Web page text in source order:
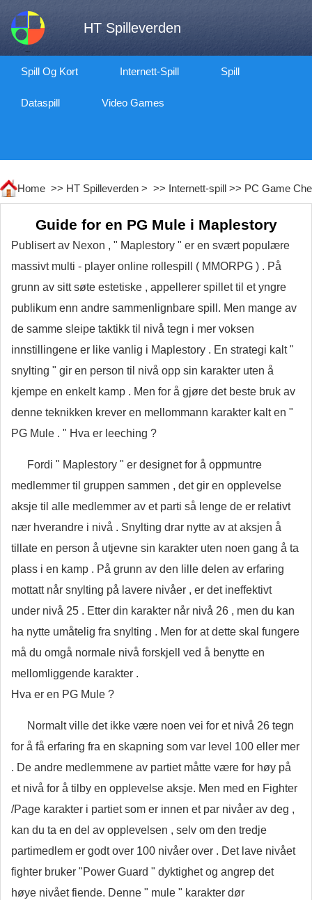
HT Spilleverden
Spill Og Kort Internett-Spill Spill
Dataspill Video Games
Home >> HT Spilleverden > >> Internett-spill >> PC Game
Guide for en PG Mule i Maplestory
Publisert av Nexon , " Maplestory " er en svært populære
massivt multi - player online rollespill ( MMORPG ) . På
grunn av sitt søte estetiske , appellerer spillet til et yngre
publikum enn andre sammenlignbare spill. Men mange av
de samme sleipe taktikk til nivå tegn i mer voksen
innstillingene er like vanlig i Maplestory . En strategi kalt "
snylting " gir en person til nivå opp sin karakter uten å
kjempe en enkelt kamp . Men for å gjøre det beste bruk av
denne teknikken krever en mellommann karakter kalt en "
PG Mule . " Hva er leeching ?
Fordi " Maplestory " er designet for å oppmuntre
medlemmer til gruppen sammen , det gir en opplevelse
aksje til alle medlemmer av et parti så lenge de er relativt
nær hverandre i nivå . Snylting drar nytte av at aksjen å
tillate en person å utjevne sin karakter uten noen gang å ta
plass i en kamp . På grunn av den lille delen av erfaring
mottatt når snylting på lavere nivåer , er det ineffektivt
under nivå 25 . Etter din karakter når nivå 26 , men du kan
ha nytte umåtelig fra snylting . Men for at dette skal fungere
må du omgå normale nivå forskjell ved å benytte en
mellomliggende karakter .
Hva er en PG Mule ?
Normalt ville det ikke være noen vei for et nivå 26 tegn
for å få erfaring fra en skapning som var level 100 eller mer
. De andre medlemmene av partiet måtte være for høy på
et nivå for å tilby en opplevelse aksje. Men med en Fighter
/Page karakter i partiet som er innen et par nivåer av deg ,
kan du ta en del av opplevelsen , selv om den tredje
partimedlem er godt over 100 nivåer over . Det lave nivået
fighter bruker "Power Guard " dyktighet og angrep det
høye nivået fiende. Denne " mule " karakter dør